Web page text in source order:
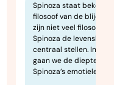
Spinoza staat bekend
filosoof van de
zijn niet veel filosofen
Spinoza de
centraal stellen. In
gaan we de diepte in
Spinoza’s emotieleer.